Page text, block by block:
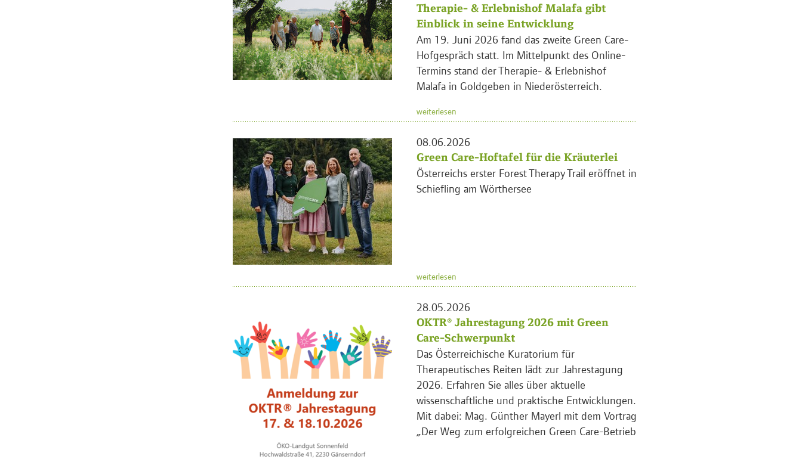
Therapie- & Erlebnishof Malafa gibt
Einblick in seine Entwicklung
Am 19. Juni 2026 fand das zweite Green Care-
Hofgespräch statt. Im Mittelpunkt des Online-
Termins stand der Therapie- & Erlebnishof
Malafa in Goldgeben in Niederösterreich.
weiterlesen
08.06.2026
Green Care-Hoftafel für die Kräuterlei
Österreichs erster Forest Therapy Trail eröffnet in
Schiefling am Wörthersee
weiterlesen
28.05.2026
OKTR® Jahrestagung 2026 mit Green
Care-Schwerpunkt
Das Österreichische Kuratorium für
Therapeutisches Reiten lädt zur Jahrestagung
2026. Erfahren Sie alles über aktuelle
wissenschaftliche und praktische Entwicklungen.
Mit dabei: Mag. Günther Mayerl mit dem Vortrag
„Der Weg zum erfolgreichen Green Care-Betrieb